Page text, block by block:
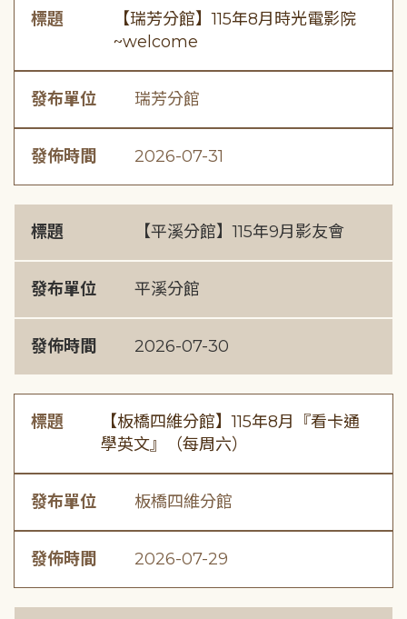
標題
【瑞芳分館】115年8月時光電影院
~welcome
發布單位 瑞芳分館
發佈時間 2026-07-31
標題 【平溪分館】115年9月影友會
發布單位 平溪分館
發佈時間 2026-07-30
標題
【板橋四維分館】115年8月『看卡通
學英文』（每周六）
發布單位 板橋四維分館
發佈時間 2026-07-29